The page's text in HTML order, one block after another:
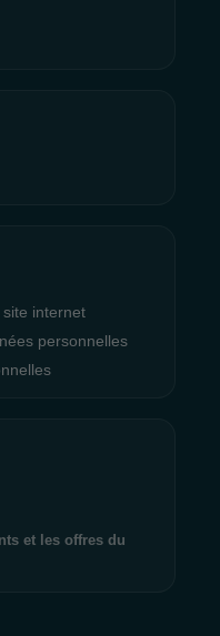
internet
personnelles
et les offres du